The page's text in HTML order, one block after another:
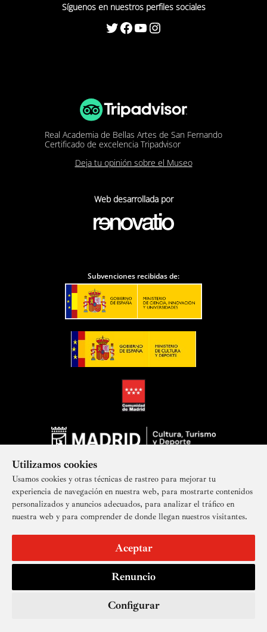
Utilizamos cookies
Usamos cookies y otras técnicas de rastreo para mejorar tu
experiencia de navegación en nuestra web, para mostrarte contenidos
personalizados y anuncios adecuados, para analizar el tráfico en
nuestra web y para comprender de donde llegan nuestros visitantes.
Aceptar
Renuncio
Configurar
Síguenos en nuestros perfiles sociales
Twitter Facebook YouTube Instagram
Real Academia de Bellas Artes de San Fernando
Certificado de excelencia Tripadvisor
Deja tu opinión sobre el Museo
Web desarrollada por
Subvenciones recibidas de:
Suscríbete a nuestra newsletter
AccesibilidadDerechos de imagen
Política de privacidadContactoCookies